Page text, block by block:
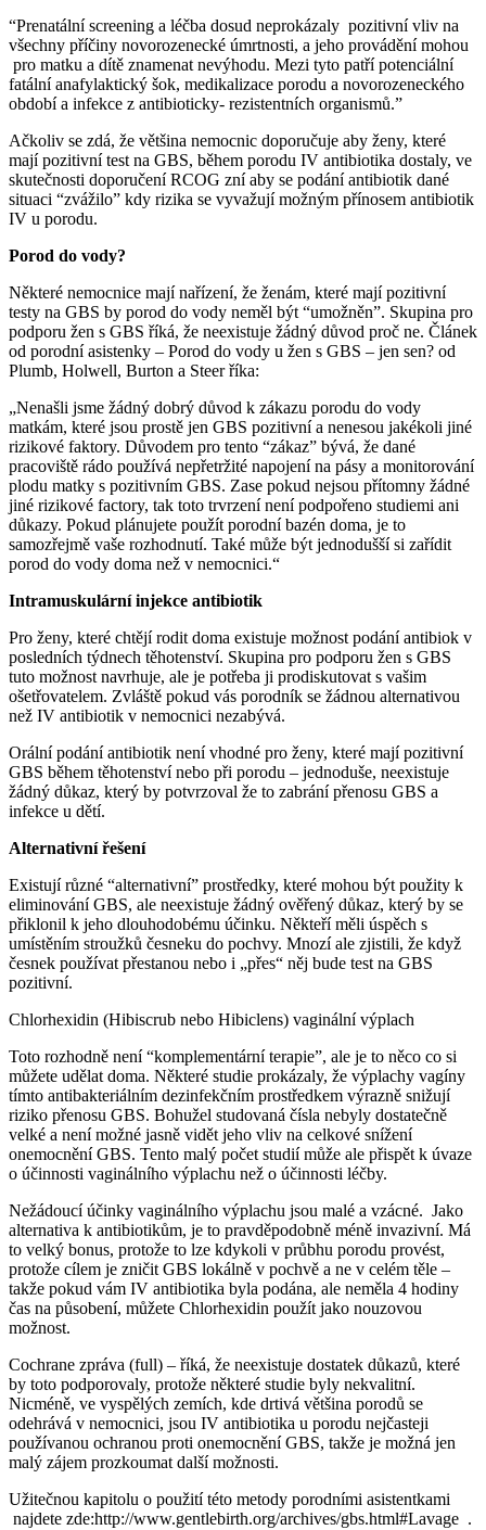
“Prenatální screening a léčba dosud neprokázaly pozitivní vliv na
všechny příčiny novorozenecké úmrtnosti, a jeho provádění mohou
pro matku a dítě znamenat nevýhodu. Mezi tyto patří potenciální
fatální anafylaktický šok, medikalizace porodu a novorozeneckého
období a infekce z antibioticky- rezistentních organismů.”
Ačkoliv se zdá, že většina nemocnic doporučuje aby ženy, které
mají pozitivní test na GBS, během porodu IV antibiotika dostaly, ve
skutečnosti doporučení RCOG zní aby se podání antibiotik dané
situaci “zvážilo” kdy rizika se vyvažují možným přínosem antibiotik
IV u porodu.
Porod do vody?
Některé nemocnice mají nařízení, že ženám, které mají pozitivní
testy na GBS by porod do vody neměl být “umožněn”. Skupina pro
podporu žen s GBS říká, že neexistuje žádný důvod proč ne. Článek
od porodní asistenky – Porod do vody u žen s GBS – jen sen? od
Plumb, Holwell, Burton a Steer říka:
„Nenašli jsme žádný dobrý důvod k zákazu porodu do vody
matkám, které jsou prostě jen GBS pozitivní a nenesou jakékoli jiné
rizikové faktory. Důvodem pro tento “zákaz” bývá, že dané
pracoviště rádo používá nepřetržité napojení na pásy a monitorování
plodu matky s pozitivním GBS. Zase pokud nejsou přítomny žádné
jiné rizikové factory, tak toto trvrzení není podpořeno studiemi ani
důkazy. Pokud plánujete použít porodní bazén doma, je to
samozřejmě vaše rozhodnutí. Také může být jednodušší si zařídit
porod do vody doma než v nemocnici.“
Intramuskulární injekce antibiotik
Pro ženy, které chtějí rodit doma existuje možnost podání antibiok v
posledních týdnech těhotenství. Skupina pro podporu žen s GBS
tuto možnost navrhuje, ale je potřeba ji prodiskutovat s vašim
ošetřovatelem. Zvláště pokud vás porodník se žádnou alternativou
než IV antibiotik v nemocnici nezabývá.
Orální podání antibiotik není vhodné pro ženy, které mají pozitivní
GBS během těhotenství nebo při porodu – jednoduše, neexistuje
žádný důkaz, který by potvrzoval že to zabrání přenosu GBS a
infekce u dětí.
Alternativní řešení
Existují různé “alternativní” prostředky, které mohou být použity k
eliminování GBS, ale neexistuje žádný ověřený důkaz, který by se
přiklonil k jeho dlouhodobému účinku. Někteří měli úspěch s
umístěním stroužků česneku do pochvy. Mnozí ale zjistili, že když
česnek používat přestanou nebo i „přes“ něj bude test na GBS
pozitivní.
Chlorhexidin (Hibiscrub nebo Hibiclens) vaginální výplach
Toto rozhodně není “komplementární terapie”, ale je to něco co si
můžete udělat doma. Některé studie prokázaly, že výplachy vagíny
tímto antibakteriálním dezinfekčním prostředkem výrazně snižují
riziko přenosu GBS. Bohužel studovaná čísla nebyly dostatečně
velké a není možné jasně vidět jeho vliv na celkové snížení
onemocnění GBS. Tento malý počet studií může ale přispět k úvaze
o účinnosti vaginálního výplachu než o účinnosti léčby.
Nežádoucí účinky vaginálního výplachu jsou malé a vzácné. Jako
alternativa k antibiotikům, je to pravděpodobně méně invazivní. Má
to velký bonus, protože to lze kdykoli v průbhu porodu provést,
protože cílem je zničit GBS lokálně v pochvě a ne v celém těle –
takže pokud vám IV antibiotika byla podána, ale neměla 4 hodiny
čas na působení, můžete Chlorhexidin použít jako nouzovou
možnost.
Cochrane zpráva (full) – říká, že neexistuje dostatek důkazů, které
by toto podporovaly, protože některé studie byly nekvalitní.
Nicméně, ve vyspělých zemích, kde drtivá většina porodů se
odehrává v nemocnici, jsou IV antibiotika u porodu nejčasteji
používanou ochranou proti onemocnění GBS, takže je možná jen
malý zájem prozkoumat další možnosti.
Užitečnou kapitolu o použití této metody porodními asistentkami
najdete zde:http://www.gentlebirth.org/archives/gbs.html#Lavage .